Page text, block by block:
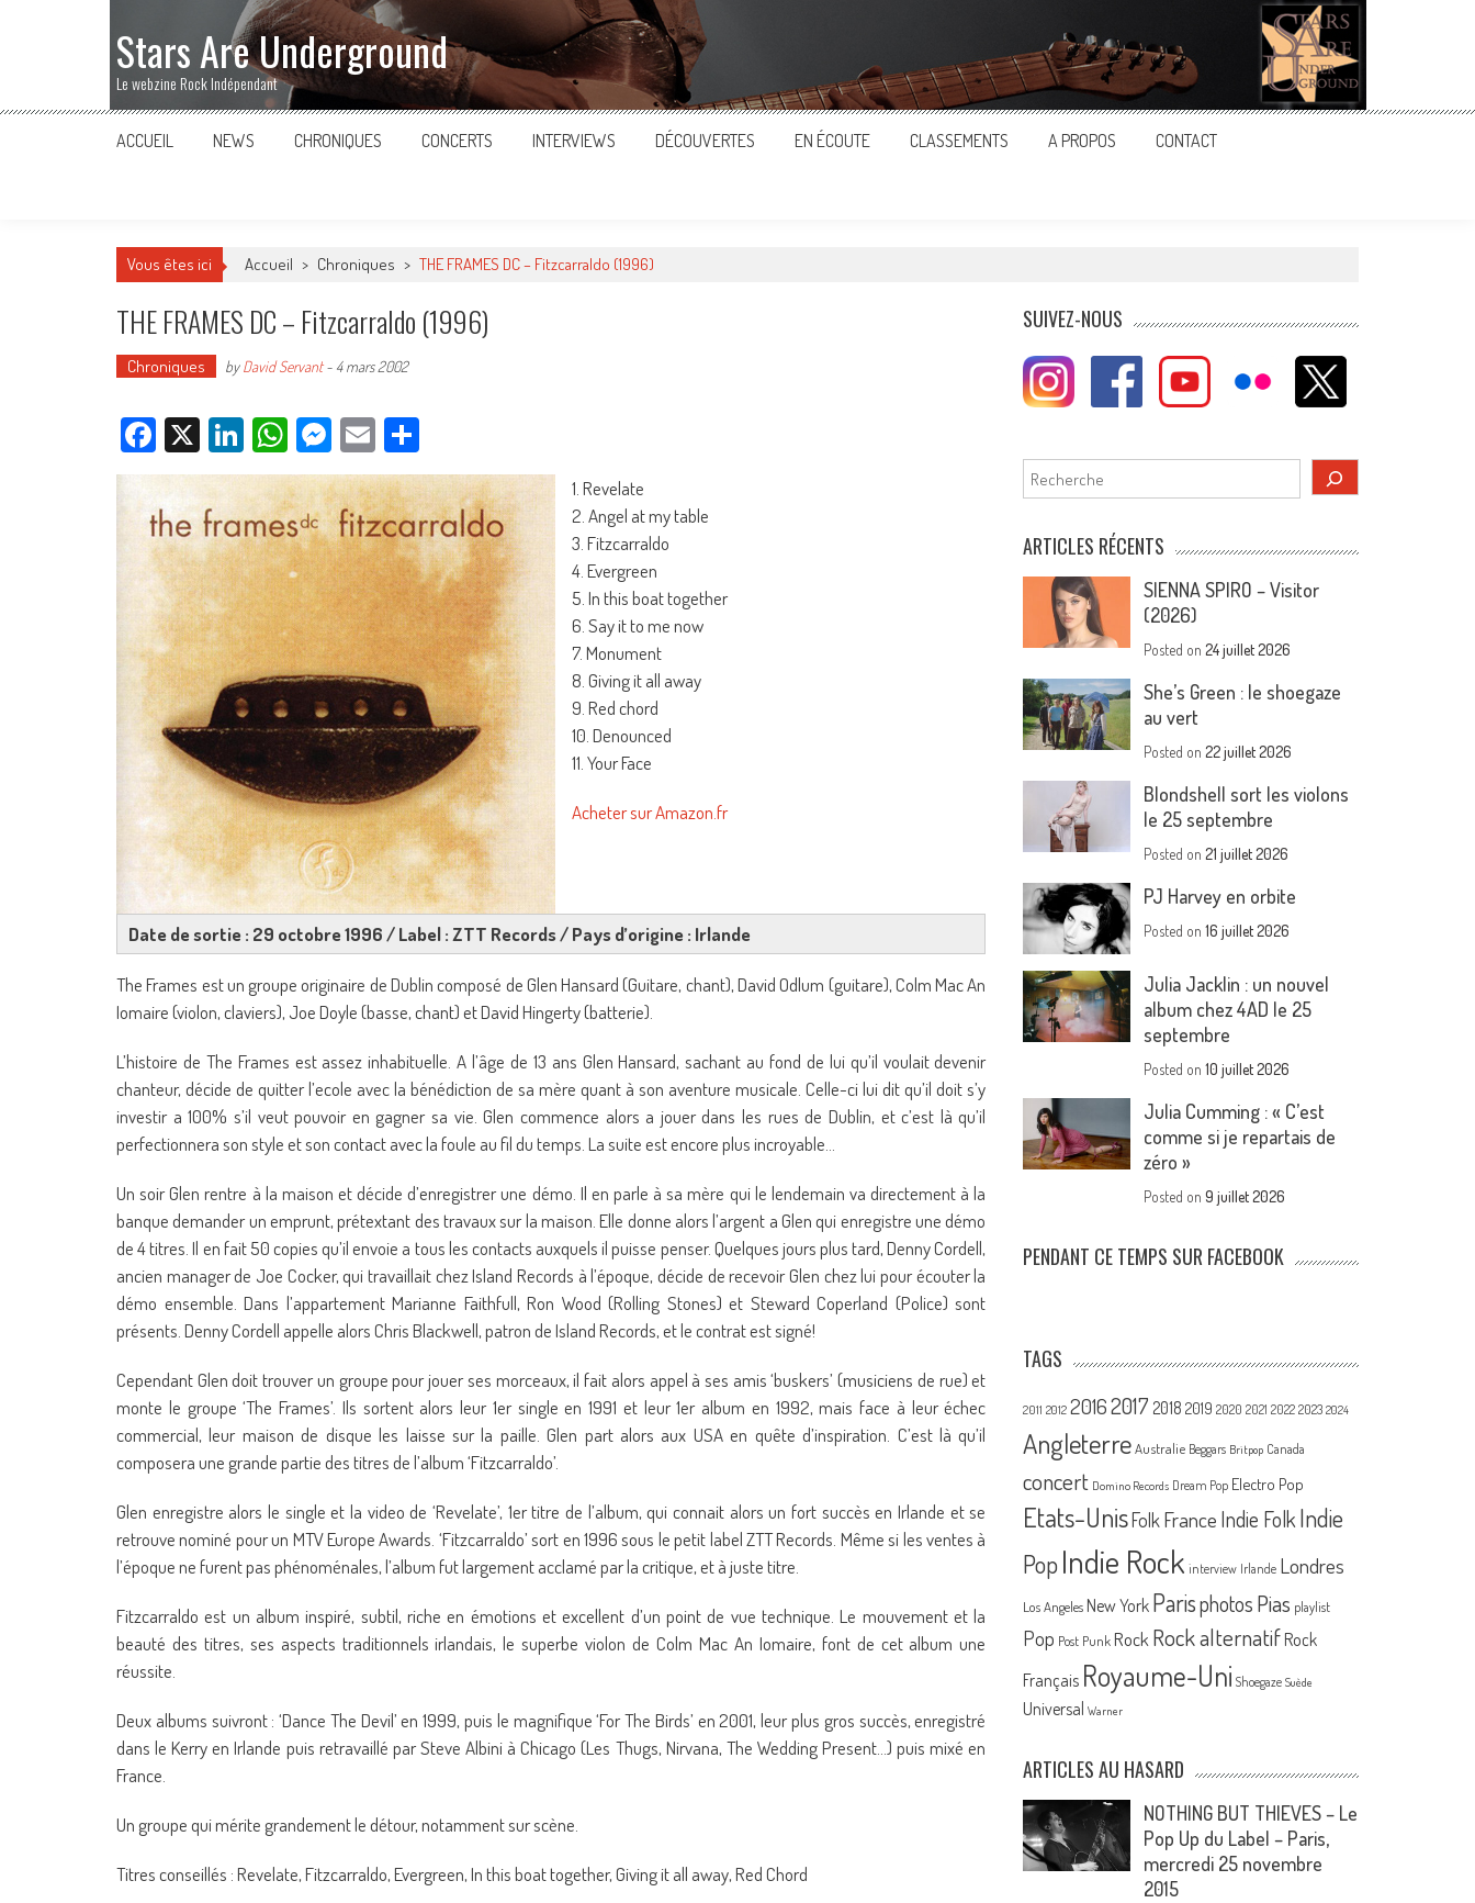
Stars Are Underground
Le webzine Rock Indépendant
ACCUEIL NEWS CHRONIQUES CONCERTS INTERVIEWS DÉCOUVERTES EN ÉCOUTE CLASSEMENTS A PROPOS CONTACT
Vous êtes ici Accueil > Chroniques > THE FRAMES DC – Fitzcarraldo (1996)
THE FRAMES DC – Fitzcarraldo (1996)
Chroniques byDavid Servant- 4 mars 2002
Facebook
X LinkedIn
WhatsApp
Messenger
Email
1. Revelate
2. Angel at my table
3. Fitzcarraldo
4. Evergreen
5. In this boat together
6. Say it to me now
7. Monument
8. Giving it all away
9. Red chord
10. Denounced
11. Your Face
Acheter sur Amazon.fr
Date de sortie : 29 octobre 1996 / Label : ZTT Records / Pays d’origine : Irlande
The Frames est un groupe originaire de Dublin composé de Glen Hansard (Guitare, chant), David Odlum (guitare), Colm Mac An
Iomaire (violon, claviers), Joe Doyle (basse, chant) et David Hingerty (batterie).
L’histoire de The Frames est assez inhabituelle. A l’âge de 13 ans Glen Hansard, sachant au fond de lui qu’il voulait devenir
chanteur, décide de quitter l’ecole avec la bénédiction de sa mère quant à son aventure musicale. Celle-ci lui dit qu’il doit s’y
investir a 100% s’il veut pouvoir en gagner sa vie. Glen commence alors a jouer dans les rues de Dublin, et c’est là qu’il
perfectionnera son style et son contact avec la foule au fil du temps. La suite est encore plus incroyable…
Un soir Glen rentre à la maison et décide d’enregistrer une démo. Il en parle à sa mère qui le lendemain va directement à la
banque demander un emprunt, prétextant des travaux sur la maison. Elle donne alors l’argent a Glen qui enregistre une démo
de 4 titres. Il en fait 50 copies qu’il envoie a tous les contacts auxquels il puisse penser. Quelques jours plus tard, Denny Cordell,
ancien manager de Joe Cocker, qui travaillait chez Island Records à l’époque, décide de recevoir Glen chez lui pour écouter la
démo ensemble. Dans l’appartement Marianne Faithfull, Ron Wood (Rolling Stones) et Steward Coperland (Police) sont
présents. Denny Cordell appelle alors Chris Blackwell, patron de Island Records, et le contrat est signé!
Cependant Glen doit trouver un groupe pour jouer ses morceaux, il fait alors appel à ses amis ‘buskers’ (musiciens de rue) et
monte le groupe ‘The Frames’. Ils sortent alors leur 1er single en 1991 et leur 1er album en 1992, mais face à leur échec
commercial, leur maison de disque les laisse sur la paille. Glen part alors aux USA en quête d’inspiration. C’est là qu’il
composera une grande partie des titres de l’album ‘Fitzcarraldo’.
Glen enregistre alors le single et la video de ‘Revelate’, 1er titre de l’album, qui connait alors un fort succès en Irlande et se
retrouve nominé pour un MTV Europe Awards. ‘Fitzcarraldo’ sort en 1996 sous le petit label ZTT Records. Même si les ventes à
l’époque ne furent pas phénoménales, l’album fut largement acclamé par la critique, et à juste titre.
Fitzcarraldo est un album inspiré, subtil, riche en émotions et excellent d’un point de vue technique. Le mouvement et la
beauté des titres, ses aspects traditionnels irlandais, le superbe violon de Colm Mac An Iomaire, font de cet album une
réussite.
Deux albums suivront : ‘Dance The Devil’ en 1999, puis le magnifique ‘For The Birds’ en 2001, leur plus gros succès, enregistré
dans le Kerry en Irlande puis retravaillé par Steve Albini à Chicago (Les Thugs, Nirvana, The Wedding Present…) puis mixé en
France.
Un groupe qui mérite grandement le détour, notamment sur scène.
Titres conseillés : Revelate, Fitzcarraldo, Evergreen, In this boat together, Giving it all away, Red Chord
SUIVEZ-NOUS
Rechercher
ARTICLES RÉCENTS
SIENNA SPIRO – Visitor
(2026)
Posted on24 juillet 2026
She’s Green : le shoegaze
au vert
Posted on22 juillet 2026
Blondshell sort les violons
le 25 septembre
Posted on21 juillet 2026
PJ Harvey en orbite
Posted on16 juillet 2026
Julia Jacklin : un nouvel
album chez 4AD le 25
septembre
Posted on10 juillet 2026
Julia Cumming : « C’est
comme si je repartais de
zéro »
Posted on9 juillet 2026
PENDANT CE TEMPS SUR FACEBOOK
TAGS
2011 2012 20162017 2018 2019 2020 2021 2022 2023 2024
Angleterre Australie Beggars Britpop Canada
concert Domino Records Dream Pop Electro Pop
Etats-UnisFolk France Indie FolkIndie
PopIndie Rock interview Irlande Londres
Los Angeles New York Parisphotos Pias playlist
Pop Post Punk Rock Rock alternatif Rock
Français Royaume-Uni Shoegaze Suède
Universal Warner
ARTICLES AU HASARD
NOTHING BUT THIEVES – Le
Pop Up du Label – Paris,
mercredi 25 novembre
2015